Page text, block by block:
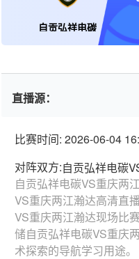
自贡弘祥电碳
直播源：
比赛时间: 2026-06-04
对阵双方:自贡弘祥电碳
自贡弘祥电碳VS重庆两
VS重庆两江瀚达高清直
VS重庆两江瀚达现场比
储自贡弘祥电碳VS重庆
术探索的导航学习用途。